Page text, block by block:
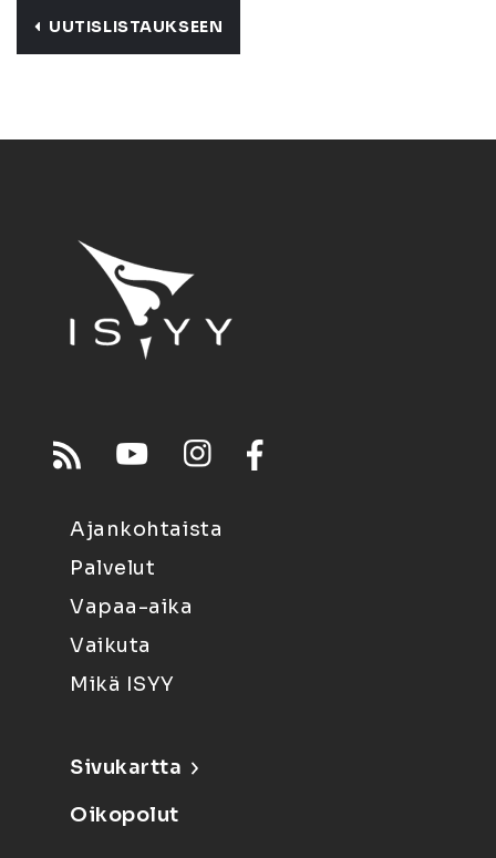
UUTISLISTAUKSEEN
Ajankohtaista
Palvelut
Vapaa-aika
Vaikuta
Mikä ISYY
Sivukartta
Oikopolut